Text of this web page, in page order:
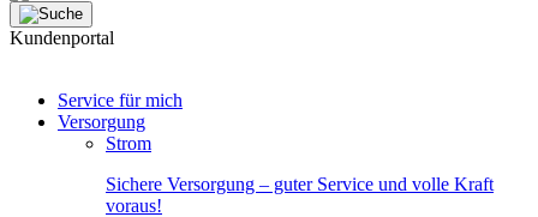
Kundenportal
Service für mich
Versorgung
Strom
Sichere Versorgung – guter Service und volle Kraft
voraus!